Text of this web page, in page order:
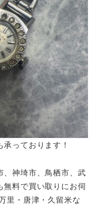
っております！
、神埼市、鳥栖市、武
料で買い取りにお伺
里・唐津・久留米な